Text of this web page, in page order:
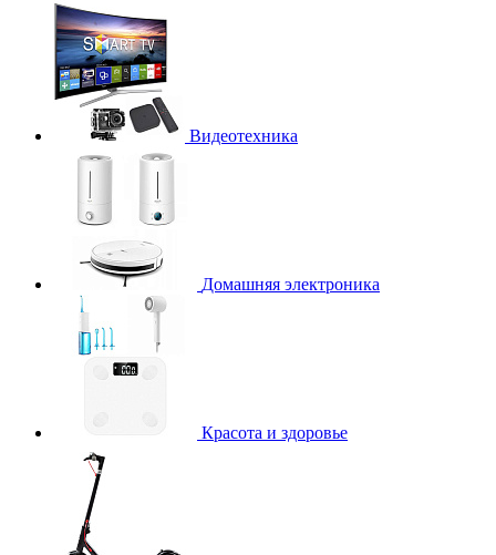
Видеотехника
Домашняя электроника
Красота и здоровье